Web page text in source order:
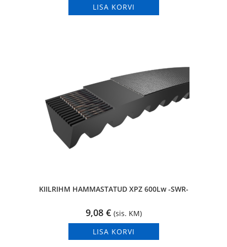
LISA KORVI
KIILRIHM HAMMASTATUD XPZ 600Lw -SWR-
9,08 € (sis. KM)
LISA KORVI